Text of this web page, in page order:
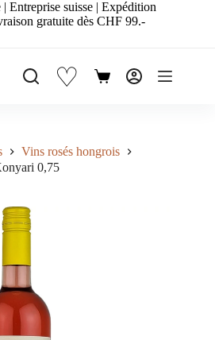
Entreprise suisse | Expédition
gratuite dès CHF 99.-
♡
Panier
Vins rosés hongrois
0,75